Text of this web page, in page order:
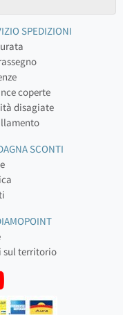
SPEDIZIONI
coperte
disagiate
SCONTI
sul territorio